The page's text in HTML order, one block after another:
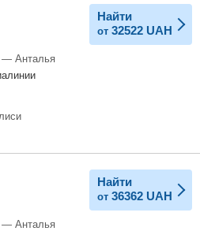
Найти
от 32522 UAH
— Анталья
Найти
от 36362 UAH
— Анталья